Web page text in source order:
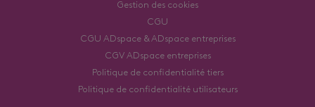
Gestion des cookies
CGU
CGU ADspace & ADspace entreprises
CGV ADspace entreprises
Politique de confidentialité tiers
Politique de confidentialité utilisateurs